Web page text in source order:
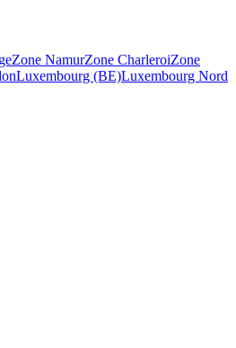
Zone NamurZone CharleroiZone
Luxembourg (BE)Luxembourg Nord